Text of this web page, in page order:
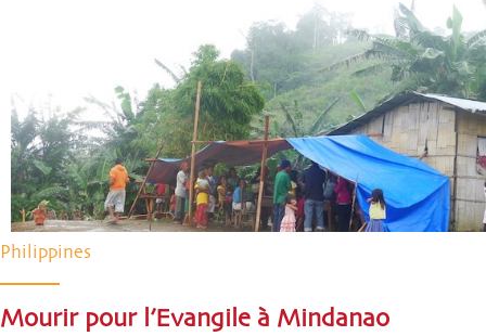
Philippines
Mourir pour l’Evangile à Mindanao